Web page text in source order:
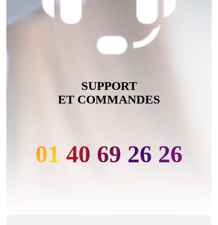
SUPPORT
ET COMMANDES
01 40 69 26 26